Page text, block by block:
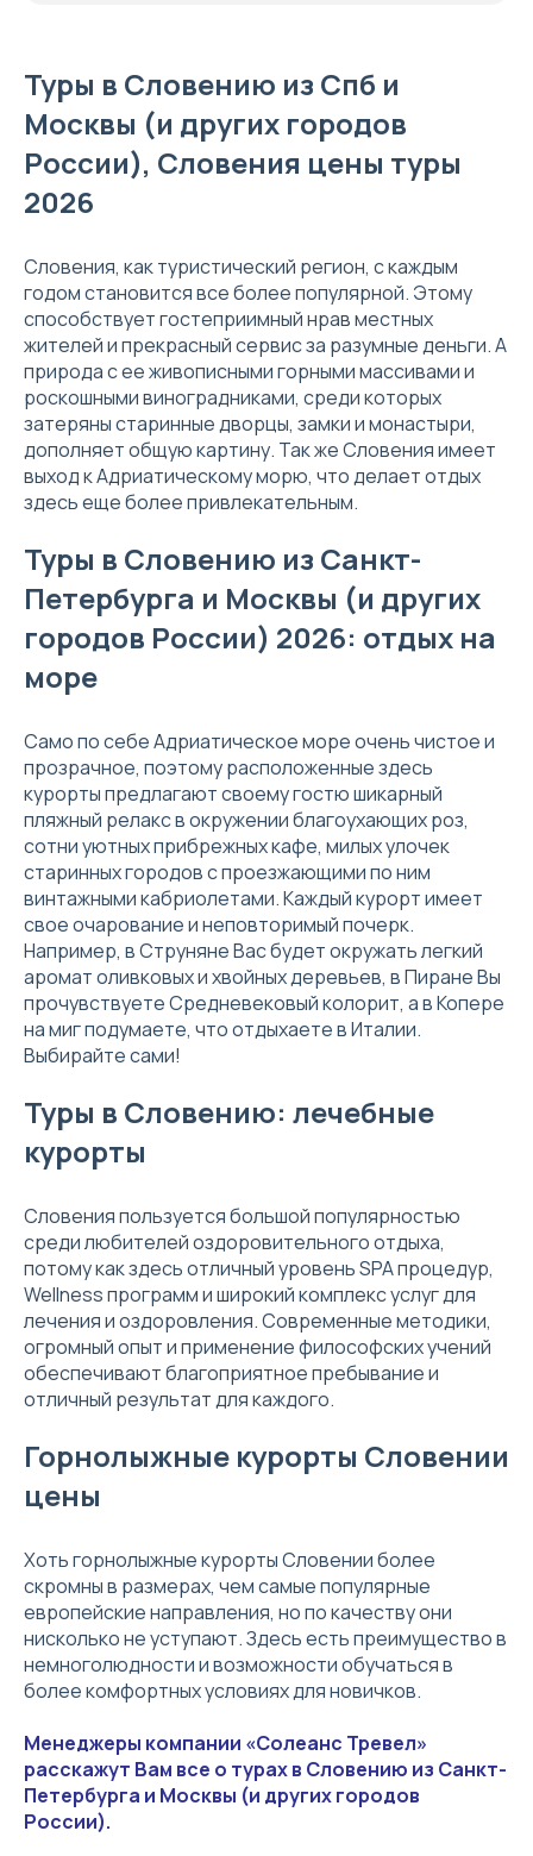
Туры в Словению из Спб и
Москвы (и других городов
России), Словения цены туры
2026
Словения, как туристический регион, с каждым
годом становится все более популярной. Этому
способствует гостеприимный нрав местных
жителей и прекрасный сервис за разумные деньги. А
природа с ее живописными горными массивами и
роскошными виноградниками, среди которых
затеряны старинные дворцы, замки и монастыри,
дополняет общую картину. Так же Словения имеет
выход к Адриатическому морю, что делает отдых
здесь еще более привлекательным.
Туры в Словению из Санкт-
Петербурга и Москвы (и других
городов России) 2026: отдых на
море
Само по себе Адриатическое море очень чистое и
прозрачное, поэтому расположенные здесь
курорты предлагают своему гостю шикарный
пляжный релакс в окружении благоухающих роз,
сотни уютных прибрежных кафе, милых улочек
старинных городов с проезжающими по ним
винтажными кабриолетами. Каждый курорт имеет
свое очарование и неповторимый почерк.
Например, в Струняне Вас будет окружать легкий
аромат оливковых и хвойных деревьев, в Пиране Вы
прочувствуете Средневековый колорит, а в Копере
на миг подумаете, что отдыхаете в Италии.
Выбирайте сами!
Туры в Словению: лечебные
курорты
Словения пользуется большой популярностью
среди любителей оздоровительного отдыха,
потому как здесь отличный уровень SPA процедур,
Wellness программ и широкий комплекс услуг для
лечения и оздоровления. Современные методики,
огромный опыт и применение философских учений
обеспечивают благоприятное пребывание и
отличный результат для каждого.
Горнолыжные курорты Словении
цены
Хоть горнолыжные курорты Словении более
скромны в размерах, чем самые популярные
европейские направления, но по качеству они
нисколько не уступают. Здесь есть преимущество в
немноголюдности и возможности обучаться в
более комфортных условиях для новичков.
Менеджеры компании «Солеанс Тревел»
расскажут Вам все о турах в Словению из Санкт-
Петербурга и Москвы (и других городов
России).